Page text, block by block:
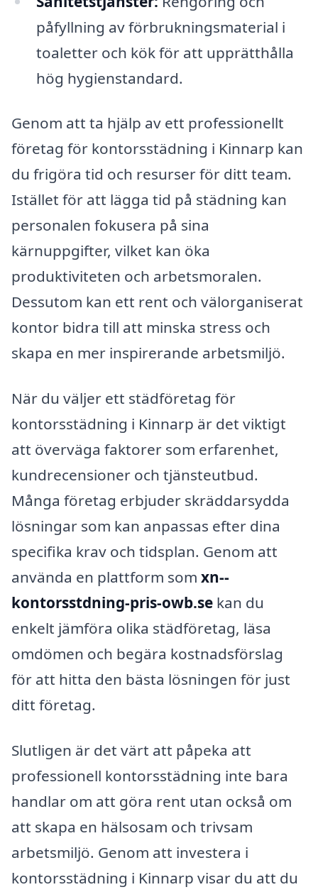
påfyllning av förbrukningsmaterial i
toaletter och kök för att upprätthålla
hög hygienstandard.
Genom att ta hjälp av ett professionellt
företag för kontorsstädning i Kinnarp kan
du frigöra tid och resurser för ditt team.
Istället för att lägga tid på städning kan
personalen fokusera på sina
kärnuppgifter, vilket kan öka
produktiviteten och arbetsmoralen.
Dessutom kan ett rent och välorganiserat
kontor bidra till att minska stress och
skapa en mer inspirerande arbetsmiljö.
När du väljer ett städföretag för
kontorsstädning i Kinnarp är det viktigt
att överväga faktorer som erfarenhet,
kundrecensioner och tjänsteutbud.
Många företag erbjuder skräddarsydda
lösningar som kan anpassas efter dina
specifika krav och tidsplan. Genom att
använda en plattform som xn--
kontorsstdning-pris-owb.se kan du
enkelt jämföra olika städföretag, läsa
omdömen och begära kostnadsförslag
för att hitta den bästa lösningen för just
ditt företag.
Slutligen är det värt att påpeka att
professionell kontorsstädning inte bara
handlar om att göra rent utan också om
att skapa en hälsosam och trivsam
arbetsmiljö. Genom att investera i
kontorsstädning i Kinnarp visar du att du